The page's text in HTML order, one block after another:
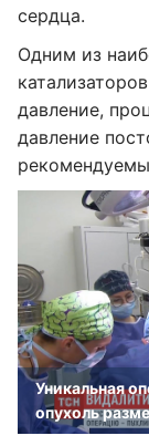
сердца.
Одним из
давление,
давление
Уникальная
опухоль